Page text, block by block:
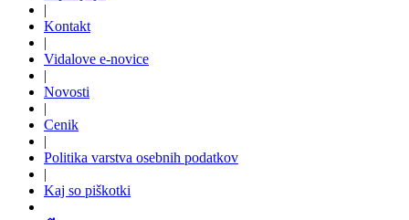
|
Kontakt
|
Vidalove e-novice
|
Novosti
|
Cenik
|
Politika varstva osebnih podatkov
|
Kaj so piškotki